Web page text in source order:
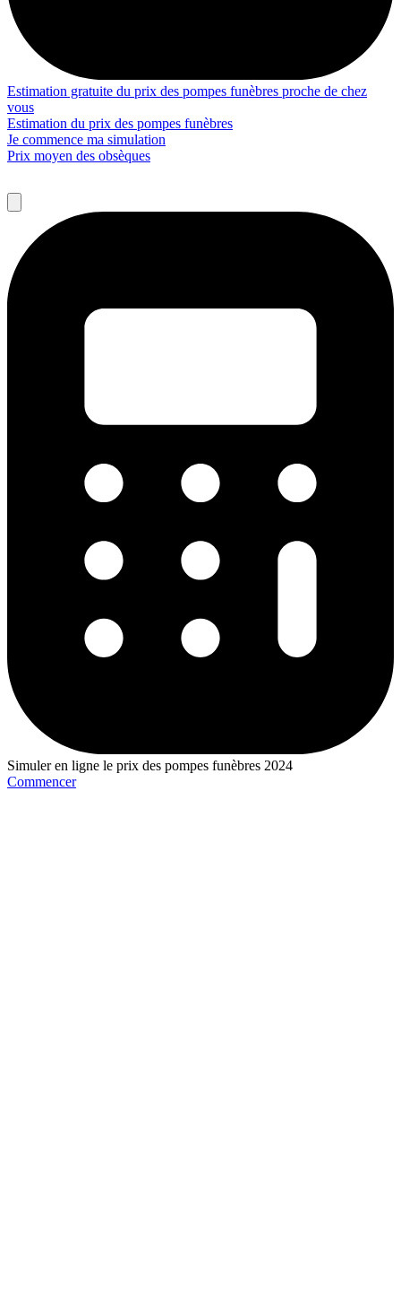
Estimation gratuite du prix des pompes funèbres proche de chez
vous
Estimation du prix des pompes funèbres
Je commence ma simulation
Prix moyen des obsèques
Simuler en ligne le prix des pompes funèbres 2024
Commencer